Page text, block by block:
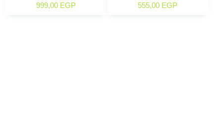
999,00 EGP
555,00 EGP